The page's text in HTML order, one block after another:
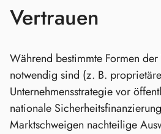
Vertrauen
Während bestimmte Formen
notwendig sind (z. B. proprietäre
Unternehmensstrategie vor
nationale
Marktschweigen nachteilige